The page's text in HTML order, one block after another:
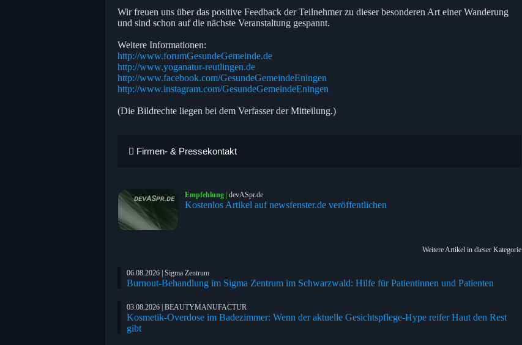
Wir freuen uns über das positive Feedback der Teilnehmer zu dieser besonderen Art einer Wanderung
und sind schon auf die nächste Veranstaltung gespannt.
Weitere Informationen:
http://www.forumGesundeGemeinde.de
http://www.yoganatur-reutlingen.de
http://www.facebook.com/GesundeGemeindeEningen
http://www.instagram.com/GesundeGemeindeEningen
(Die Bildrechte liegen bei dem Verfasser der Mitteilung.)
Firmen- & Pressekontakt
Empfehlung | devASpr.de
Kostenlos Artikel auf newsfenster.de veröffentlichen
Weitere Artikel in dieser Kategorie
06.08.2026 | Sigma Zentrum
Burnout-Behandlung im Sigma Zentrum im Schwarzwald: Hilfe für Patientinnen und Patienten
03.08.2026 | BEAUTYMANUFACTUR
Kosmetik-Overdose im Badezimmer: Wenn der aktuelle Gesichtspflege-Hype reifer Haut den Rest
gibt